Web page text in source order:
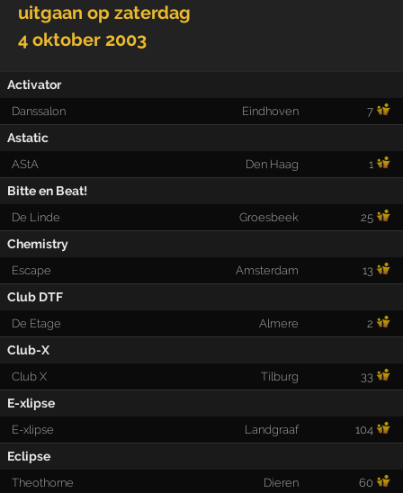
uitgaan op zaterdag
4 oktober 2003
Activator
Danssalon Eindhoven 7
Astatic
AStA Den Haag 1
Bitte en Beat!
De Linde Groesbeek 25
Chemistry
Escape Amsterdam 13
Club DTF
De Etage Almere 2
Club-X
Club X Tilburg 33
E-xlipse
E-xlipse Landgraaf 104
Eclipse
Theothorne Dieren 60